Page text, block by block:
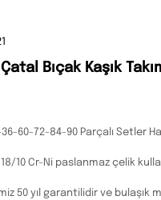
Bıçak Kaşık
36-60-72-84-90 Parçalı Setler
18/10 Cr-Ni paslanmaz çelik
50 yıl garantilidir ve